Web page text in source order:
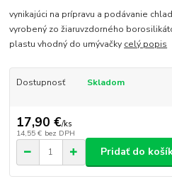
vynikajúci na prípravu a podávanie
vyrobený zo žiaruvzdorného
plastu vhodný do umývačky celý popis
Dostupnosť Skladom
17,90 €/ks
14,55 € bez DPH
Pridať do